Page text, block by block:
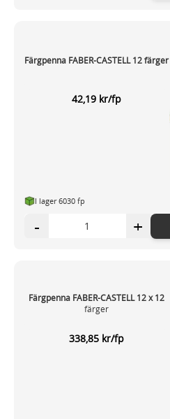
Färgpenna FABER-CASTELL 12 färger
42,19 kr/fp
I lager 6030 fp
- +
Färgpenna FABER-CASTELL 12 x 12
färger
338,85 kr/fp